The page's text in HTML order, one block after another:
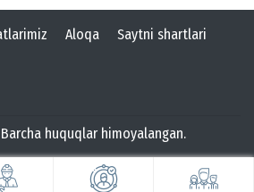
Aloqa Saytni shartlari
Barcha huquqlar himoyalangan.